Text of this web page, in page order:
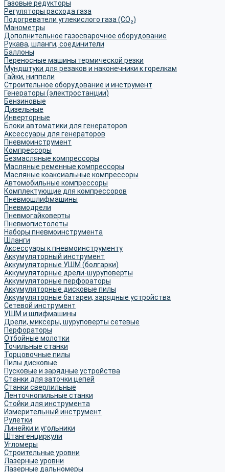
Газовые редукторы
Регуляторы расхода газа
Подогреватели углекислого газа (CO₂)
Манометры
Дополнительное газосварочное оборудование
Рукава, шланги, соединители
Баллоны
Переносные машины термической резки
Мундштуки для резаков и наконечники к горелкам
Гайки, ниппели
Строительное оборудование и инструмент
Генераторы (электростанции)
Бензиновые
Дизельные
Инверторные
Блоки автоматики для генераторов
Аксессуары для генераторов
Пневмоинструмент
Компрессоры
Безмасляные компрессоры
Масляные ременные компрессоры
Масляные коаксиальные компрессоры
Автомобильные компрессоры
Комплектующие для компрессоров
Пневмошлифмашины
Пневмодрели
Пневмогайковерты
Пневмопистолеты
Наборы пневмоинструмента
Шланги
Аксессуары к пневмоинструменту
Аккумуляторный инструмент
Аккумуляторные УШМ (болгарки)
Аккумуляторные дрели-шуруповерты
Аккумуляторные перфораторы
Аккумуляторные дисковые пилы
Аккумуляторные батареи, зарядные устройства
Сетевой инструмент
УШМ и шлифмашины
Дрели, миксеры, шуруповерты сетевые
Перфораторы
Отбойные молотки
Точильные станки
Торцовочные пилы
Пилы дисковые
Пусковые и зарядные устройства
Станки для заточки цепей
Станки сверлильные
Ленточнопильные станки
Стойки для инструмента
Измерительный инструмент
Рулетки
Линейки и угольники
Штангенциркули
Угломеры
Строительные уровни
Лазерные уровни
Лазерные дальномеры